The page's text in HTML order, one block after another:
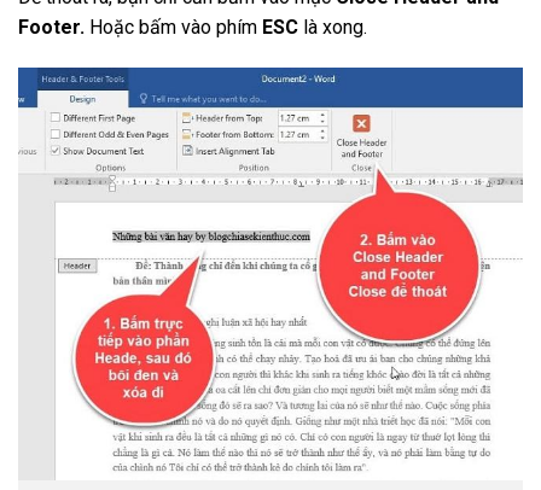
Footer. Hoặc bấm vào phím ESC là xong.